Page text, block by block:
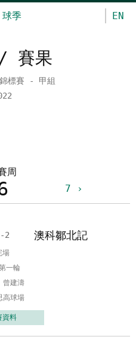
球季 EN
賽果
標賽 - 甲組
周
7
2 澳科鄒北記
場
一輪
建濤
高球場
資料